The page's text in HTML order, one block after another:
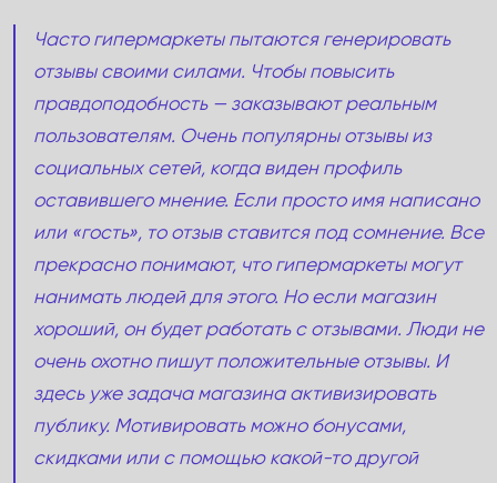
Часто гипермаркеты пытаются генерировать
отзывы своими силами. Чтобы повысить
правдоподобность — заказывают реальным
пользователям. Очень популярны отзывы из
социальных сетей, когда виден профиль
оставившего мнение. Если просто имя написано
или «гость», то отзыв ставится под сомнение. Все
прекрасно понимают, что гипермаркеты могут
нанимать людей для этого. Но если магазин
хороший, он будет работать с отзывами. Люди не
очень охотно пишут положительные отзывы. И
здесь уже задача магазина активизировать
публику. Мотивировать можно бонусами,
скидками или с помощью какой-то другой